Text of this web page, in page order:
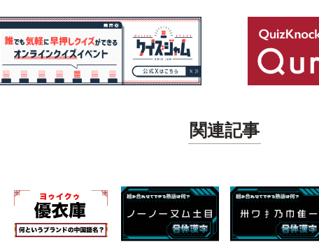
関連記事